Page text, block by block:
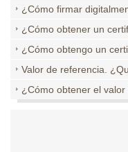
¿Cómo firmar
¿Cómo obtener un
¿Cómo obtengo un
Valor de referencia.
¿Cómo obtener el